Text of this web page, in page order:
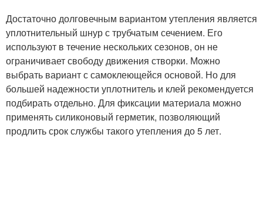
Достаточно долговечным вариантом утепления является
уплотнительный шнур с трубчатым сечением. Его
используют в течение нескольких сезонов, он не
ограничивает свободу движения створки. Можно
выбрать вариант с самоклеющейся основой. Но для
большей надежности уплотнитель и клей рекомендуется
подбирать отдельно. Для фиксации материала можно
применять силиконовый герметик, позволяющий
продлить срок службы такого утепления до 5 лет.